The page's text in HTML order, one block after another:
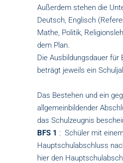
Außerdem stehen die
Deutsch, Englisch
Mathe, Politik,
dem Plan.
Die Ausbildungsdauer für
beträgt jeweils ein
Das Bestehen und ein
allgemeinbildender
das Schulzeugnis
BFS 1 : Schüler mit
Hauptschulabschluss
hier den